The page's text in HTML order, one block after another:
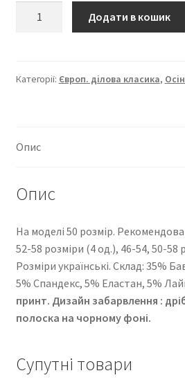
2278-
Додати в кошик
Категорії: Європ. ділова класика,
Опис
Опис
На моделі 50 розмір.
52-58 розміри (4 од.), 46-54, 50-58
Розміри українські. Cклад: 35%
5% Спандекс, 5% Еластан, 5%
принт. Дизайн забарвлення :
полоска на чорному фоні.
Супутні товари